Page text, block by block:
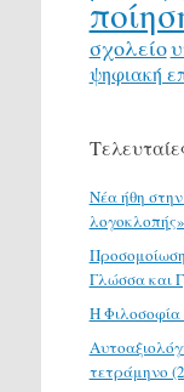
σχολείο
ψηφιακή
Νέα ήθη
Γλώσσα και
H Φιλοσοφία
τετράμηνο